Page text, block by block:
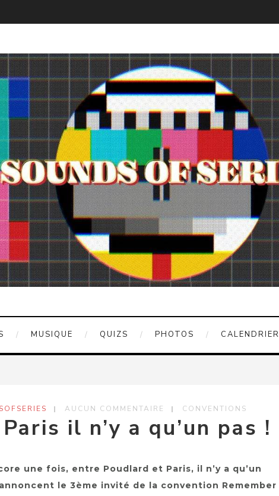
MUSIQUE QUIZS PHOTOS CALENDRIER
AUCUN COMMENTAIRE CONVENTIONS
il n’y a qu’un pas !
une fois, entre Poudlard et Paris, il n’y a qu’un
le 3ème invité de la convention Remember